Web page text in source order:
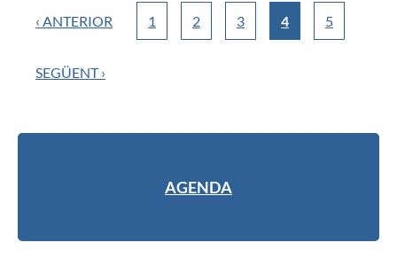
‹ ANTERIOR 1 2 3 4 5
SEGÜENT ›
AGENDA